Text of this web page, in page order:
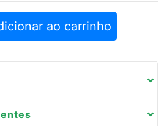
ao carrinho